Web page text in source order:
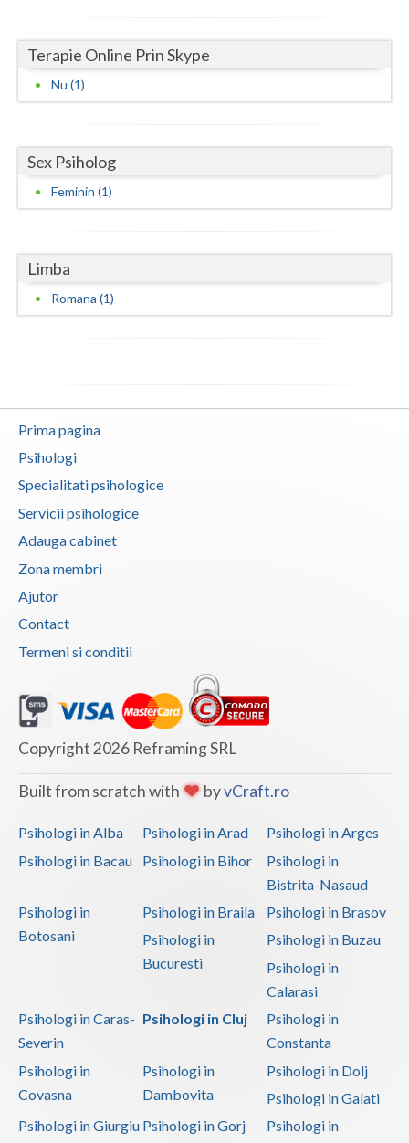
Salaj
Satu-Mare
Suceava
Teleorman
Tulcea
Valcea
Terapie Online Prin Skype
Nu (1)
Sex Psiholog
Feminin (1)
Limba
Romana (1)
Prima pagina
Psihologi
Specialitati psihologice
Servicii psihologice
Adauga cabinet
Zona membri
Ajutor
Contact
Termeni si conditii
Copyright 2026 Reframing SRL
Built from scratch with byvCraft.ro
Psihologi in Alba Psihologi in Arad
Psihologi in Arges
Psihologi in Bacau
Psihologi in Bihor
Psihologi in
Bistrita-Nasaud
Psihologi in
Botosani
Psihologi in Braila
Psihologi in Brasov
Psihologi in
Bucuresti
Psihologi in Buzau
Psihologi in
Calarasi
Psihologi in Caras-
Severin
Psihologi in Cluj
Psihologi in
Constanta
Psihologi in
Covasna
Psihologi in
Dambovita
Psihologi in Dolj
Psihologi in Galati
Psihologi in Giurgiu Psihologi in Gorj
Psihologi in